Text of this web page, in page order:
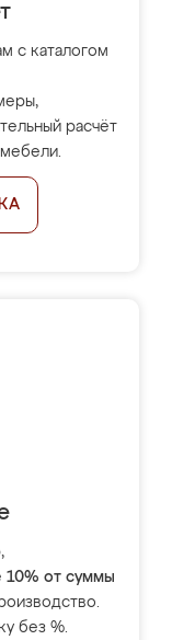
с каталогом
расчёт
10% от суммы
без %.